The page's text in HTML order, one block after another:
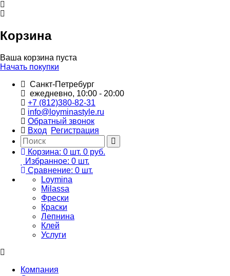
Корзина
Ваша корзина пуста
Начать покупки
Санкт-Петребург
ежедневно, 10:00 - 20:00
+7 (812)380-82-31
info@loyminastyle.ru
Обратный звонок
Вход
Регистрация
Корзина: 0 шт. 0 руб.
Избранное: 0 шт.
Сравнение: 0 шт.
Loymina
Milassa
Фрески
Краски
Лепнина
Клей
Услуги
Компания